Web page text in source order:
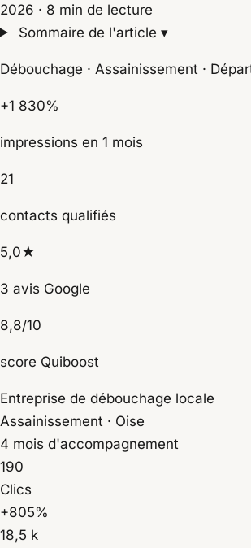
2026 · 8 min de lecture
Sommaire de l'article▾
Débouchage · Assainissement ·
+1 830%
impressions en 1 mois
21
contacts qualifiés
5,0★
3 avis Google
8,8/10
score Quiboost
Entreprise de débouchage locale
Assainissement · Oise
4 mois d'accompagnement
190
Clics
+805%
18,5 k